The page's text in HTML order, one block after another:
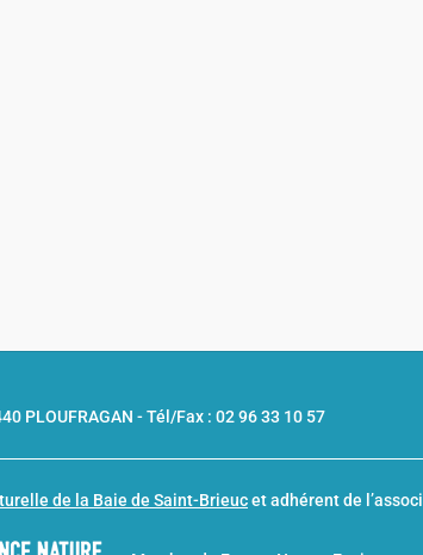
PLOUFRAGAN -Tél/Fax : 02 96 33 10 57
de la Baie de Saint-Brieucet adhérent de